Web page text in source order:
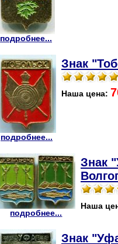
подробнее...
подробнее...
Знак
Наша цена:
подробнее...
Знак
Наша
Знак